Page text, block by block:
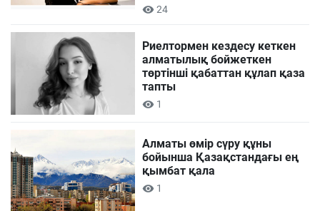
24
Риелтормен кездесу кеткен
алматылық бойжеткен
төртінші қабаттан құлап қаза
тапты
1
Алматы өмір сүру құны
бойынша Қазақстандағы ең
қымбат қала
1